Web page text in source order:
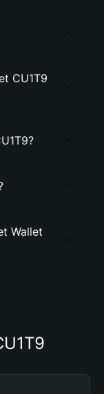
CU1T9
Wallet